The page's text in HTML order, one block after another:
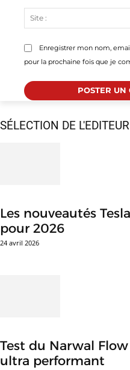
Enregistrer mon nom,
pour la prochaine fois que je
SÉLECTION DE L'EDITEUR
Les nouveautés
pour 2026
24 avril 2026
Test du Narwal
ultra performant